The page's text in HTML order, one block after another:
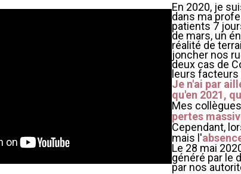
En 2020, je
dans ma
patients 7
de mars, un
réalité de
joncher nos
deux cas de
leurs
Je n'ai par
qu'en 2021,
Mes
pertes
Cependant,
mais l'
Le 28 mai
généré par le
par nos